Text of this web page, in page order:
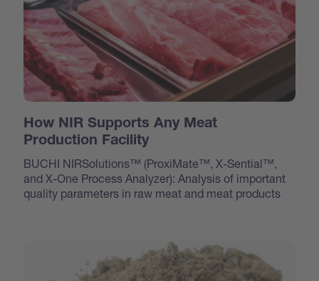
How NIR Supports Any Meat
Production Facility
BUCHI NIRSolutions™ (ProxiMate™, X-Sential™,
and X-One Process Analyzer): Analysis of important
quality parameters in raw meat and meat products